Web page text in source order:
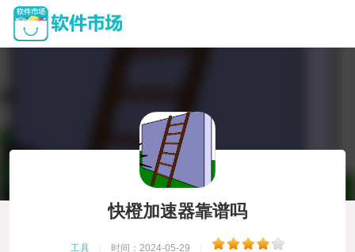
快橙加速器靠谱吗
工具 时间：2024-05-29